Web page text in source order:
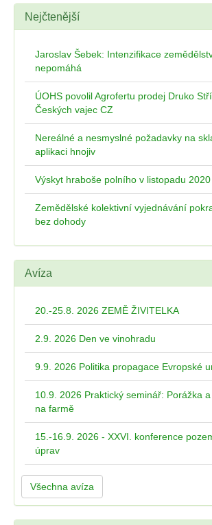
Nejčtenější
Jaroslav Šebek: Intenzifikace
nepomáhá
ÚOHS povolil Agrofertu prodej Druko
Českých vajec CZ
Nereálné a nesmyslné požadavky na
aplikaci hnojiv
Výskyt hraboše polního v listopadu 2020
Zemědělské kolektivní vyjednávání
bez dohody
Avíza
20.-25.8. 2026 ZEMĚ ŽIVITELKA
2.9. 2026 Den ve vinohradu
9.9. 2026 Politika propagace Evropské
10.9. 2026 Praktický seminář: Porážka
na farmě
15.-16.9. 2026 - XXVI. konference
úprav
Všechna avíza